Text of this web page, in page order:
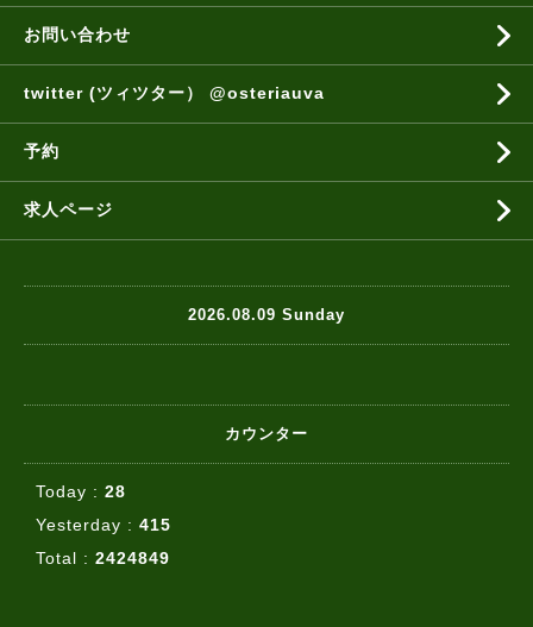
お問い合わせ
twitter (ツィツター） @osteriauva
予約
求人ページ
2026.08.09 Sunday
カウンター
Today : 28
Yesterday : 415
Total : 2424849